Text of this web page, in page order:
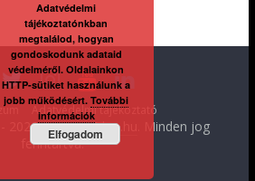
Adatvédelmi tájékoztató
2026FegyverVideo.hu
. Minden jog
fenntartva.
Adatvédelmi
tájékoztatónkban
megtalálod, hogyan
gondoskodunk adataid
védelméről. Oldalainkon
HTTP-sütiket használunk a
jobb működésért. További
információk
Elfogadom